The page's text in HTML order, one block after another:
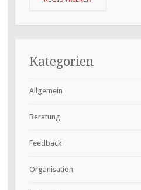
Kategorien
Allgemein
Beratung
Feedback
Organisation